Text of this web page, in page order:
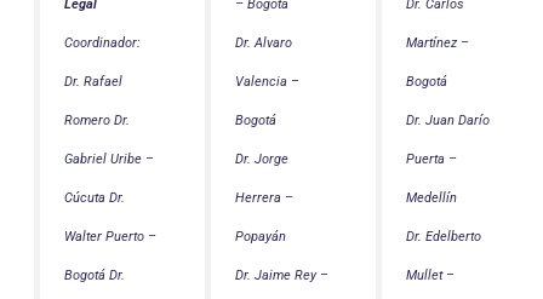
Legal
Coordinador:
Dr. Rafael
Romero Dr.
Gabriel Uribe –
Cúcuta Dr.
Walter Puerto –
Bogotá Dr.
– Bogotá
Dr. Alvaro
Valencia –
Bogotá
Dr. Jorge
Herrera –
Popayán
Dr. Jaime Rey –
Dr. Carlos
Martínez –
Bogotá
Dr. Juan Darío
Puerta –
Medellín
Dr. Edelberto
Mullet –